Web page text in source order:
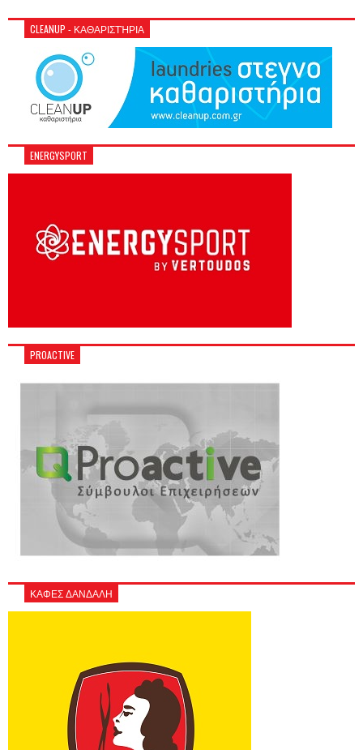
CLEANUP - ΚΑΘΑΡΙΣΤΉΡΙΑ
ENERGYSPORT
PROACTIVE
ΚΑΦΕΣ ΔΑΝΔΑΛΗ